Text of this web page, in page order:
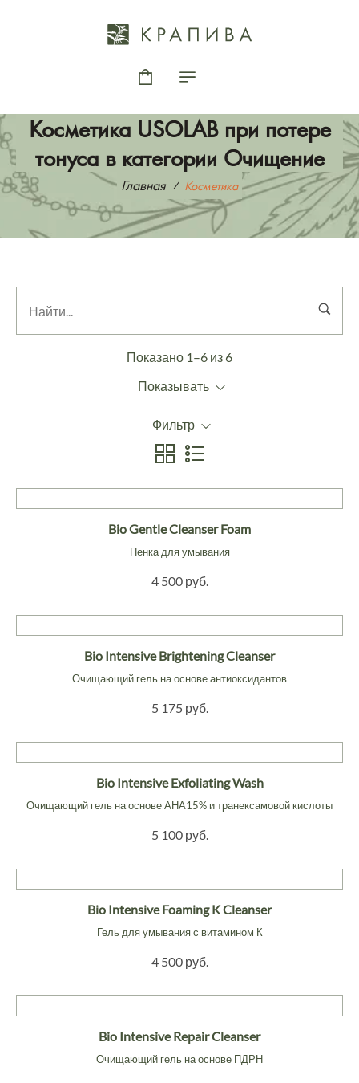
Косметика USOLAB при потере
тонуса в категории Очищение
Главная Косметика
Показано 1–6 из 6
Показывать
Фильтр
Bio Gentle Cleanser Foam
Пенка для умывания
4 500 руб.
Bio Intensive Brightening Cleanser
Очищающий гель на основе антиоксидантов
5 175 руб.
Bio Intensive Exfoliating Wash
Очищающий гель на основе АНА15% и транексамовой кислоты
5 100 руб.
Bio Intensive Foaming K Cleanser
Гель для умывания с витамином К
4 500 руб.
Bio Intensive Repair Cleanser
Очищающий гель на основе ПДРН